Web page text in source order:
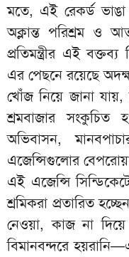
মতে, এই রেকর্ড ভাঙা
অক্লান্ত পরিশ্রম ও
প্রতিমন্ত্রীর এই
এর পেছনে রয়েছে
খোঁজ নিয়ে জানা যায়,
শ্রমবাজার
অভিবাসন,
এজেন্সিগুলোর
এই এজেন্সি
শ্রমিকরা প্রতারিত
নেওয়া, কাজ না দিয়ে
বিমানবন্দরে